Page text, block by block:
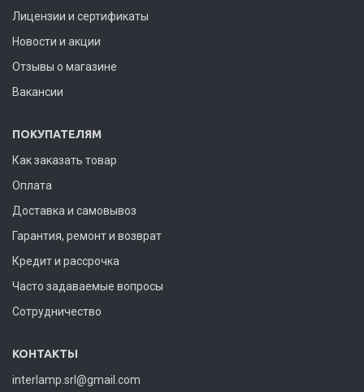
Лицензии и сертификаты
Новости и акции
Отзывы о магазине
Вакансии
ПОКУПАТЕЛЯМ
Как заказать товар
Оплата
Доставка и самовывоз
Гарантия, ремонт и возврат
Кредит и рассрочка
Часто задаваемые вопросы
Сотрудничество
КОНТАКТЫ
interlamp.srl@gmail.com